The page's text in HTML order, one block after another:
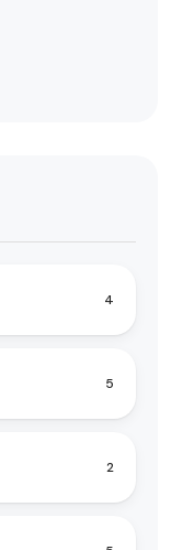
4
5
2